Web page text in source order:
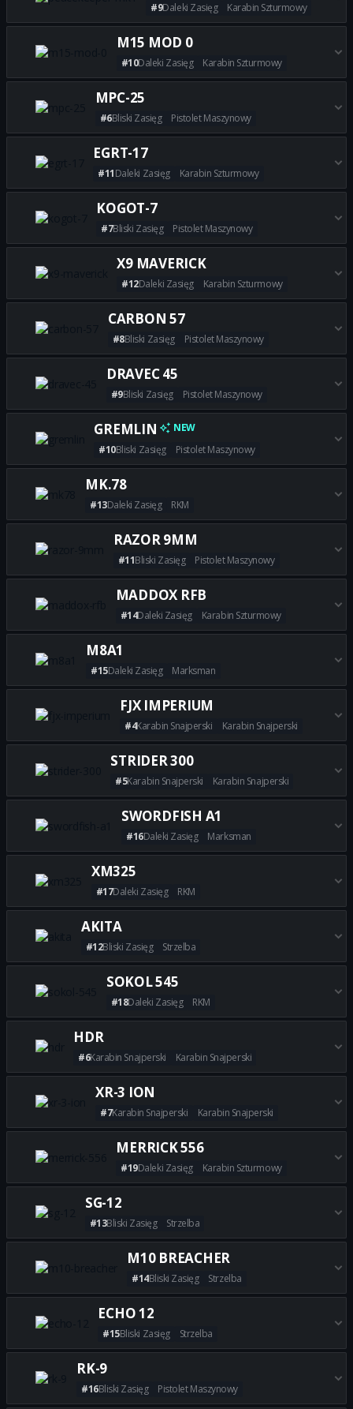
#9Daleki Zasięg Karabin Szturmowy
Zdobądź wszystkie najlepsze
M15 MOD 0
#10Daleki Zasięg Karabin Szturmowy
Zdobądź wszystkie najlepsze
MPC-25
#6Bliski Zasięg Pistolet Maszynowy
Zdobądź wszystkie najlepsze
EGRT-17
#11Daleki Zasięg Karabin Szturmowy
Zdobądź wszystkie najlepsze
KOGOT-7
#7Bliski Zasięg Pistolet Maszynowy
Zdobądź wszystkie najlepsze
X9 MAVERICK
#12Daleki Zasięg Karabin Szturmowy
Zdobądź wszystkie najlepsze
CARBON 57
#8Bliski Zasięg Pistolet Maszynowy
Zdobądź wszystkie najlepsze
DRAVEC 45
#9Bliski Zasięg Pistolet Maszynowy
Zdobądź wszystkie najlepsze
GREMLIN
NEW
#10Bliski Zasięg Pistolet Maszynowy
Zdobądź wszystkie najlepsze
MK.78
#13Daleki Zasięg RKM
Zdobądź wszystkie najlepsze
RAZOR 9MM
#11Bliski Zasięg Pistolet Maszynowy
Zdobądź wszystkie najlepsze
MADDOX RFB
#14Daleki Zasięg Karabin Szturmowy
Zdobądź wszystkie najlepsze
M8A1
#15Daleki Zasięg Marksman
Zdobądź wszystkie najlepsze
FJX IMPERIUM
#4Karabin Snajperski Karabin Snajperski
Zdobądź wszystkie najlepsze
STRIDER 300
#5Karabin Snajperski Karabin Snajperski
Zdobądź wszystkie najlepsze
SWORDFISH A1
#16Daleki Zasięg Marksman
Zdobądź wszystkie najlepsze
XM325
#17Daleki Zasięg RKM
Zdobądź wszystkie najlepsze
AKITA
#12Bliski Zasięg Strzelba
Zdobądź wszystkie najlepsze
SOKOL 545
#18Daleki Zasięg RKM
Zdobądź wszystkie najlepsze
HDR
#6Karabin Snajperski Karabin Snajperski
Zdobądź wszystkie najlepsze
XR-3 ION
#7Karabin Snajperski Karabin Snajperski
Zdobądź wszystkie najlepsze
MERRICK 556
#19Daleki Zasięg Karabin Szturmowy
Zdobądź wszystkie najlepsze
SG-12
#13Bliski Zasięg Strzelba
Zdobądź wszystkie najlepsze
M10 BREACHER
#14Bliski Zasięg Strzelba
Zdobądź wszystkie najlepsze
ECHO 12
#15Bliski Zasięg Strzelba
Zdobądź wszystkie najlepsze
RK-9
#16Bliski Zasięg Pistolet Maszynowy